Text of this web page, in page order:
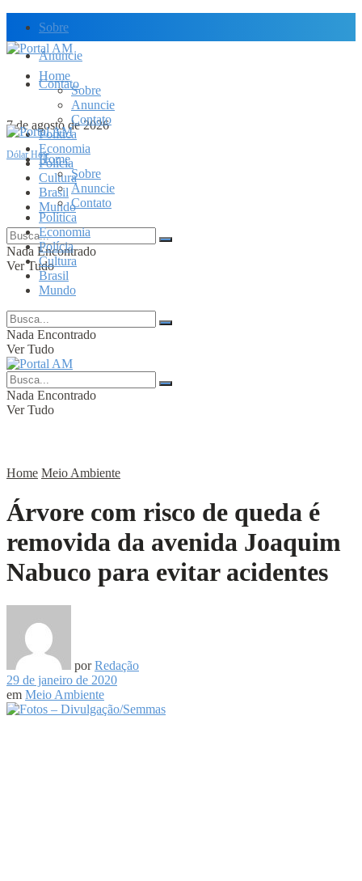
Sobre
Anuncie
Contato
7 de agosto de 2026
Dólar Hoje
Home
Sobre
Anuncie
Contato
Política
Economia
Polícia
Cultura
Brasil
Mundo
Nada Encontrado
Ver Tudo
Home
Sobre
Anuncie
Contato
Política
Economia
Polícia
Cultura
Brasil
Mundo
Nada Encontrado
Ver Tudo
Nada Encontrado
Ver Tudo
Home Meio Ambiente
Árvore com risco de queda é
removida da avenida Joaquim
Nabuco para evitar acidentes
por Redação
29 de janeiro de 2020
em Meio Ambiente